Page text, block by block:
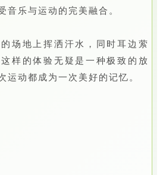
音乐与运动的完美融合。
场地上挥洒汗水，同时耳边萦
样的体验无疑是一种极致的放
运动都成为一次美好的记忆。